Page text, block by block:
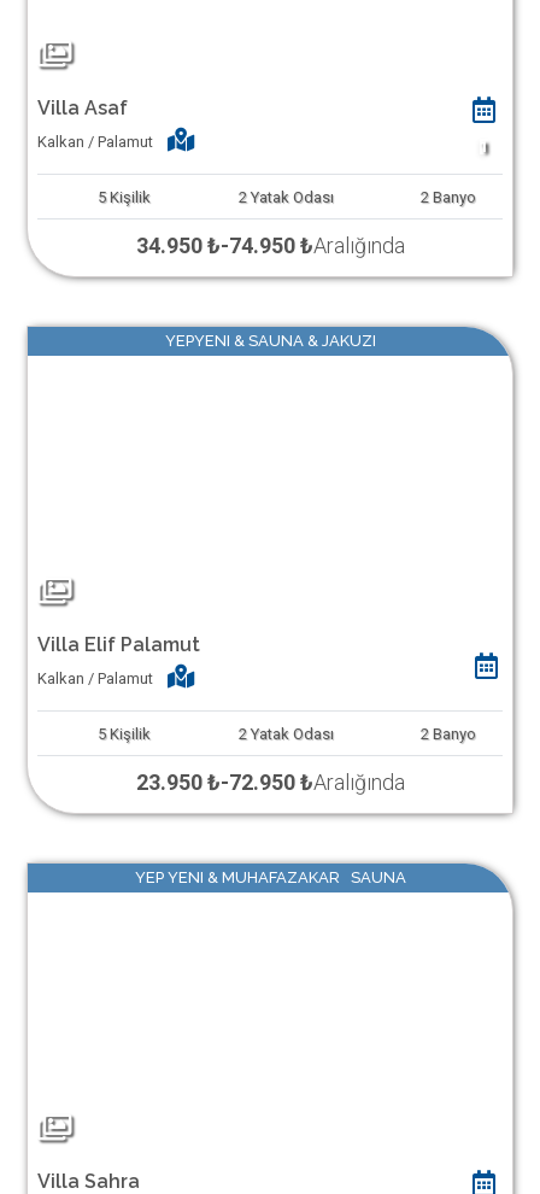
Villa Asaf
Kalkan / Palamut 1
5 Kişilik 2 Yatak Odası 2 Banyo
34.950 ₺-74.950 ₺Aralığında
YEPYENI & SAUNA & JAKUZI
Villa Elif Palamut
Kalkan / Palamut
5 Kişilik 2 Yatak Odası 2 Banyo
23.950 ₺-72.950 ₺Aralığında
YEP YENI & MUHAFAZAKAR SAUNA
Villa Sahra